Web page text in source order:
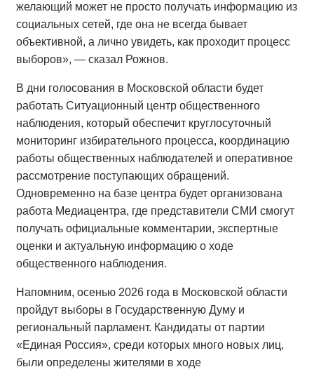
желающий может не просто получать информацию из
социальных сетей, где она не всегда бывает
объективной, а лично увидеть, как проходит процесс
выборов», — сказал Рожнов.
В дни голосования в Московской области будет
работать Ситуационный центр общественного
наблюдения, который обеспечит круглосуточный
мониторинг избирательного процесса, координацию
работы общественных наблюдателей и оперативное
рассмотрение поступающих обращений.
Одновременно на базе центра будет организована
работа Медиацентра, где представители СМИ смогут
получать официальные комментарии, экспертные
оценки и актуальную информацию о ходе
общественного наблюдения.
Напомним, осенью 2026 года в Московской области
пройдут выборы в Государственную Думу и
региональный парламент. Кандидаты от партии
«Единая Россия», среди которых много новых лиц,
были определены жителями в ходе